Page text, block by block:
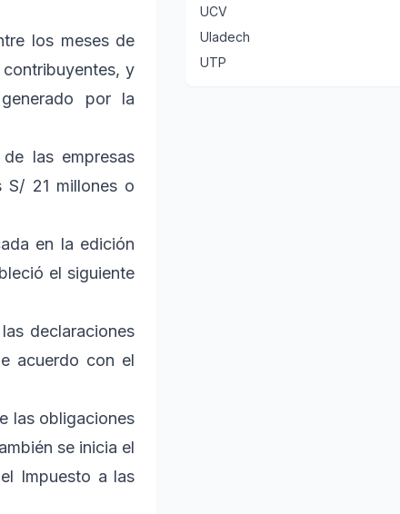
los meses de
y
por la
las empresas
21 millones o
en la edición
el siguiente
declaraciones
acuerdo con el
las obligaciones
se inicia el
Impuesto a las
UCV
Uladech
UTP